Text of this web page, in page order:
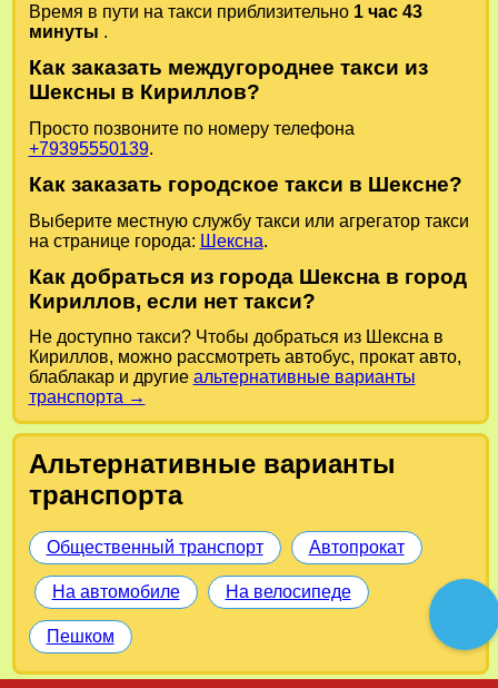
Время в пути на такси приблизительно 1 час 43
минуты .
Как заказать междугороднее такси из
Шексны в Кириллов?
Просто позвоните по номеру телефона
+79395550139.
Как заказать городское такси в Шексне?
Выберите местную службу такси или агрегатор такси
на странице города: Шексна.
Как добраться из города Шексна в город
Кириллов, если нет такси?
Не доступно такси? Чтобы добраться из Шексна в
Кириллов, можно рассмотреть автобус, прокат авто,
блаблакар и другие альтернативные варианты
транспорта →
Альтернативные варианты
транспорта
Общественный транспорт Автопрокат
На автомобиле На велосипеде
Пешком